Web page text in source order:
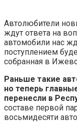
Автолюбители
ждут ответа на
автомобили нас
поступлением
собранная в
Раньше такие
но теперь
перенесли в
составе первой
восьмидесяти